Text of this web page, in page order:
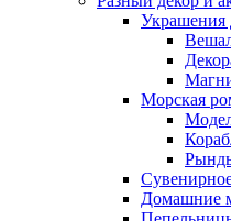
Украшения
Морская
Домашние